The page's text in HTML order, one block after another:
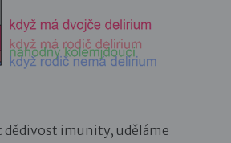
imunity, uděláme